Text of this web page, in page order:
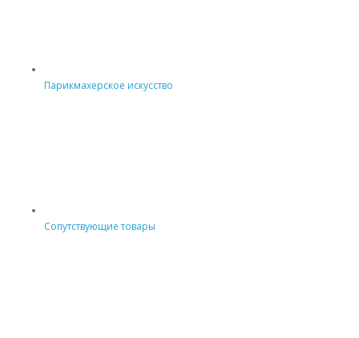
Парикмахерское искусство
Сопутствующие товары